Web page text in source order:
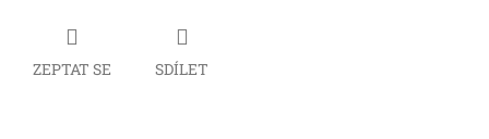
ZEPTAT SE SDÍLET